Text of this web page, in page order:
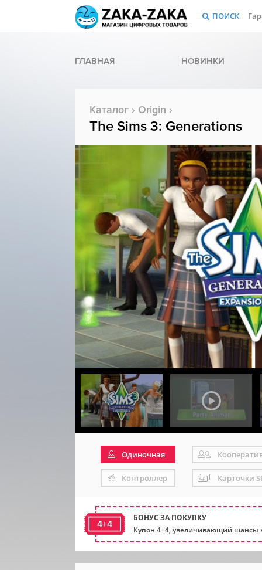
ПОИСК
ГЛАВНАЯ НОВИНКИ
Каталог › Origin ›
The Sims 3: Generations
Одиночная
Контроллер Карточки
4+4
БОНУС ЗА ПОКУПКУ
Купон 4+4, увеличивающий шансы